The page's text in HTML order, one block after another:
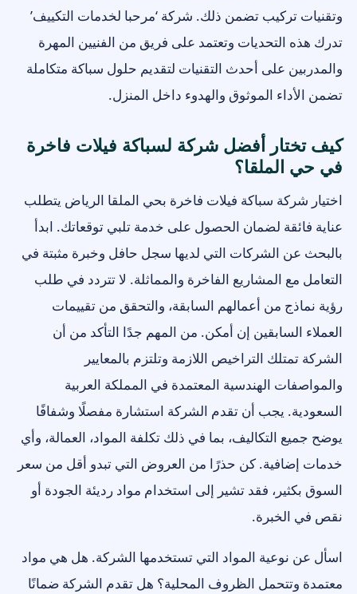
وتقنيات تركيب تضمن ذلك. شركة ‘مرحبا لخدمات التكييف’
تدرك هذه التحديات وتعتمد على فريق من الفنيين المهرة
والمدربين على أحدث التقنيات لتقديم حلول سباكة متكاملة
تضمن الأداء الموثوق والهدوء داخل المنزل.
كيف تختار أفضل شركة لسباكة فيلات فاخرة
في حي الملقا؟
اختيار شركة سباكة فيلات فاخرة بحي الملقا الرياض يتطلب
عناية فائقة لضمان الحصول على خدمة تلبي توقعاتك. ابدأ
بالبحث عن الشركات التي لديها سجل حافل وخبرة مثبتة في
التعامل مع المشاريع الفاخرة والمماثلة. لا تتردد في طلب
رؤية نماذج من أعمالهم السابقة، والتحقق من تقييمات
العملاء السابقين إن أمكن. من المهم جدًا التأكد من أن
الشركة تمتلك التراخيص اللازمة وتلتزم بالمعايير
والمواصفات الهندسية المعتمدة في المملكة العربية
السعودية. يجب أن تقدم الشركة استشارة مفصلًا وشفافًا
يوضح جميع التكاليف، بما في ذلك تكلفة المواد، العمالة، وأي
خدمات إضافية. كن حذرًا من العروض التي تبدو أقل من سعر
السوق بكثير، فقد تشير إلى استخدام مواد رديئة الجودة أو
نقص في الخبرة.
اسأل عن نوعية المواد التي تستخدمها الشركة. هل هي مواد
معتمدة وتتحمل الظروف المحلية؟ هل تقدم الشركة ضمانًا